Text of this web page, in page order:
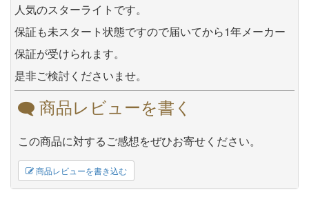
人気のスターライトです。
保証も未スタート状態ですので届いてから1年メーカー
保証が受けられます。
是非ご検討くださいませ。
商品レビューを書く
この商品に対するご感想をぜひお寄せください。
商品レビューを書き込む